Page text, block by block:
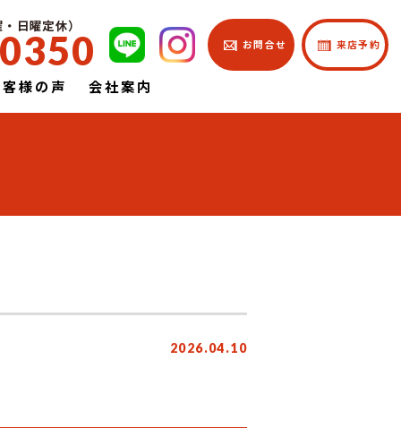
| お問合せ | 来店予約
日曜定休）
様の声 会社案内
2026.04.10